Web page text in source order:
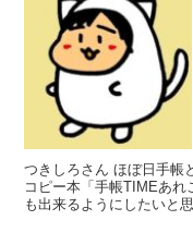
つきしろさん ほぼ日手帳
コピー本「手帳TIMEあれ
も出来るようにしたいと